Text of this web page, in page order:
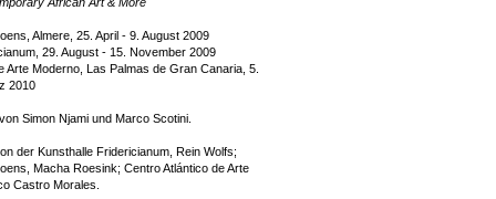
Almere, 25. April - 9. August 2009
29. August - 15. November 2009
Arte Moderno, Las Palmas de Gran Canaria, 5.
2010
Simon Njami und Marco Scotini.
der Kunsthalle Fridericianum, Rein Wolfs;
Macha Roesink; Centro Atlántico de Arte
Castro Morales.